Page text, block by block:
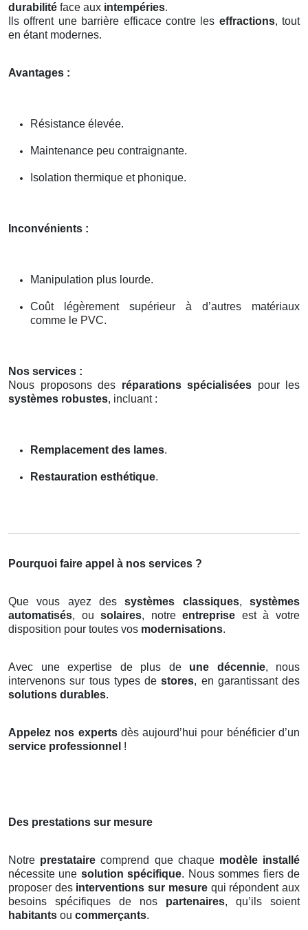
durabilité face aux intempéries.
Ils offrent une barrière efficace contre les effractions, tout
en étant modernes.
Avantages :
Résistance élevée.
Maintenance peu contraignante.
Isolation thermique et phonique.
Inconvénients :
Manipulation plus lourde.
Coût légèrement supérieur à d’autres matériaux
comme le PVC.
Nos services :
Nous proposons des réparations spécialisées pour les
systèmes robustes, incluant :
Remplacement des lames.
Restauration esthétique.
Pourquoi faire appel à nos services ?
Que vous ayez dessystèmes classiques,systèmes
automatisés, ousolaires, notreentreprise est à votre
disposition pour toutes vos modernisations.
Avec une expertise de plus de une décennie, nous
intervenons sur tous types destores, en garantissant des
solutions durables.
Appelez nos expertsdès aujourd’hui pour bénéficier d’un
service professionnel !
Des prestations sur mesure
Notre prestataire comprend que chaque modèle installé
nécessite une solution spécifique. Nous sommes fiers de
proposer des interventions sur mesurequi répondent aux
besoins spécifiques de nos partenaires, qu’ils soient
habitants ou commerçants.